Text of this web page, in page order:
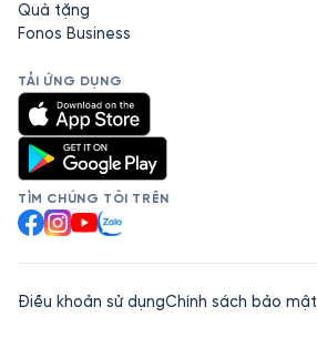
Quà tặng
Fonos Business
TẢI ỨNG DỤNG
TÌM CHÚNG TÔI TRÊN
Facebook
Instagram
YouTube
Zalo
Điều khoản sử dụngChính sách bảo mật